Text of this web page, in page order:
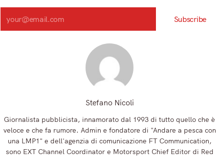
Search
Subscribe
Stefano Nicoli
Giornalista pubblicista, innamorato dal 1993 di tutto quello che è
veloce e che fa rumore. Admin e fondatore di "Andare a pesca con
una LMP1" e dell'agenzia di comunicazione FT Communication,
sono EXT Channel Coordinator e Motorsport Chief Editor di Red